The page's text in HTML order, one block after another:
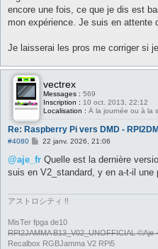
encore une fois, ce que je dis est
mon expérience. Je suis en attente
Je laisserai les pros me corriger si
vectrex
Messages : 569
Inscription : 10 oct. 2013, 22:12
Localisation : À la journée ou à la
Re: Raspberry Pi vers DMD -
#4080
M
s
a
22 janv. 2026, 21:06
@aje_fr Quelle est la dernière
suis en V2_standard, y en a-t-il une
アストロシティ !!
MisTer fpga de10
RPI2JAMMA B13_V02_UNOFFICIAL ©Aje
Recalbox RGBJamma V2 RPi5